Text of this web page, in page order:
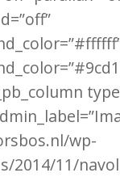
wp-
2014/11/